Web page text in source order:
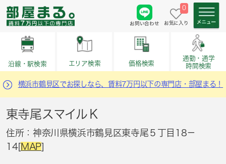
お問い合わせ
0
お気に入り
沿線・駅検索 エリア検索 価格検索
通勤・通学
時間検索
横浜市鶴見区でお探しなら、賃料7万円以下の専門店・部屋まる！
東寺尾スマイルＫ
住所：神奈川県横浜市鶴見区東寺尾５丁目18－
14[MAP]